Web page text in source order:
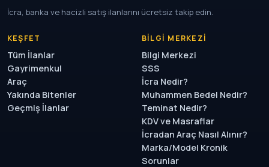
İcra, banka ve hacizli satış ilanlarını ücretsiz takip edin.
KEŞFET
Tüm İlanlar
Gayrimenkul
Araç
Yakında Bitenler
Geçmiş İlanlar
BILGI MERKEZI
Bilgi Merkezi
SSS
İcra Nedir?
Muhammen Bedel Nedir?
Teminat Nedir?
KDV ve Masraflar
İcradan Araç Nasıl Alınır?
Marka/Model Kronik
Sorunlar